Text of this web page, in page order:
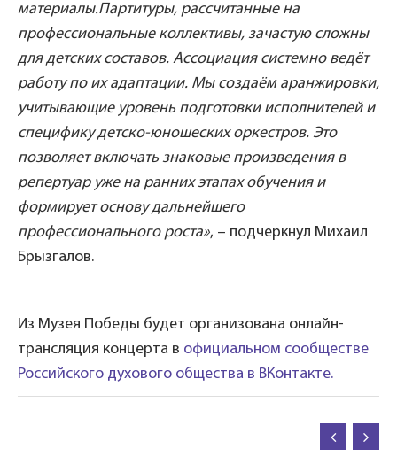
материалы.Партитуры, рассчитанные на
профессиональные коллективы, зачастую сложны
для детских составов. Ассоциация системно ведёт
работу по их адаптации. Мы создаём аранжировки,
учитывающие уровень подготовки исполнителей и
специфику детско-юношеских оркестров. Это
позволяет включать знаковые произведения в
репертуар уже на ранних этапах обучения и
формирует основу дальнейшего
профессионального роста», – подчеркнул Михаил
Брызгалов.
Из Музея Победы будет организована онлайн-
трансляция концерта в официальном сообществе
Российского духового общества в ВКонтакте.